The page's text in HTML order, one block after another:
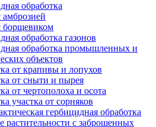
обработка
амброзией
борщевиком
обработка газонов
обработка промышленных и
объектов
от крапивы и лопухов
от сныти и пырея
от чертополоха и осота
участка от сорняков
гербицидная обработка
растительности с заброшенных